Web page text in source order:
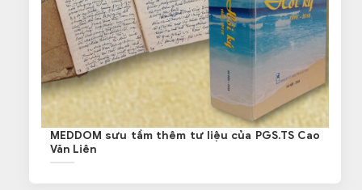
MEDDOM sưu tầm thêm tư liệu của PGS.TS Cao
Văn Liên